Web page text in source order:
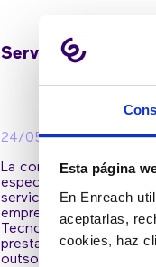
Esta página
En Enreach
aceptarlas,
cookies, haz
Servinform
24/05/2022
La compañía se
especializándose en la
servicios integrales
empresas en el ámbito
Tecnologías y la
prestación de servicios
outsourcing en sus